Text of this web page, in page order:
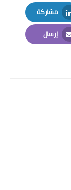
مشاركة
LinkedIn
إرسال
Email